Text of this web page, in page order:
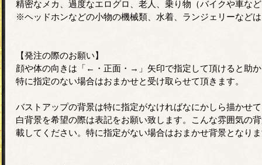
精密なメカ、過度なエログロ、老人、乗り物（バイクや車な
※ヘッドホンなどの小物の機械類、水着、ランジェリーなど
【発注の際のお願い】
顔や体の向きは「←・正面・→」矢印で指定して頂けると助
特に指定のない場合はおまかせと受け取らせて頂きます。
バストアップの背景は特に指定がなければなにかしら描かせ
白背景を希望の際は表記をお願い致します。こんな雰囲気の
載してください。特に指定がない場合はおまかせ背景となり